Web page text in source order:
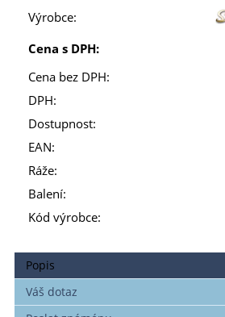
Výrobce:
Cena s DPH:
Cena bez DPH:
DPH:
Dostupnost:
EAN:
Ráže:
Balení:
Kód výrobce:
Popis
Váš dotaz